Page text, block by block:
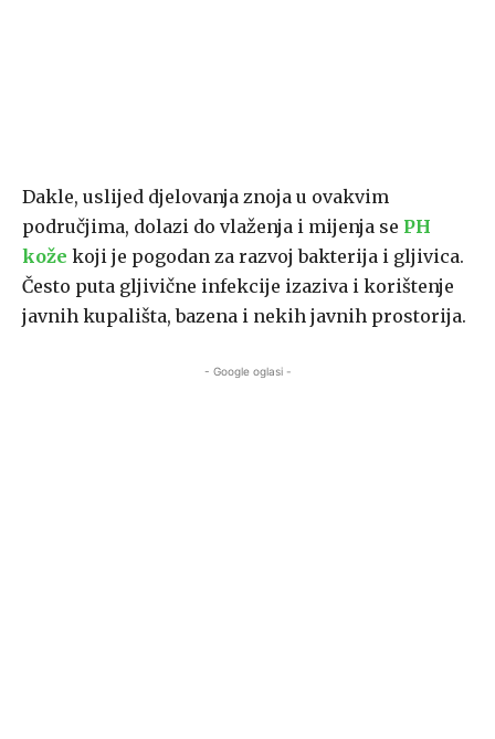
Dakle, uslijed djelovanja znoja u ovakvim
područjima, dolazi do vlaženja i mijenja se PH
kože koji je pogodan za razvoj bakterija i gljivica.
Često puta gljivične infekcije izaziva i korištenje
javnih kupališta, bazena i nekih javnih prostorija.
- Google oglasi -